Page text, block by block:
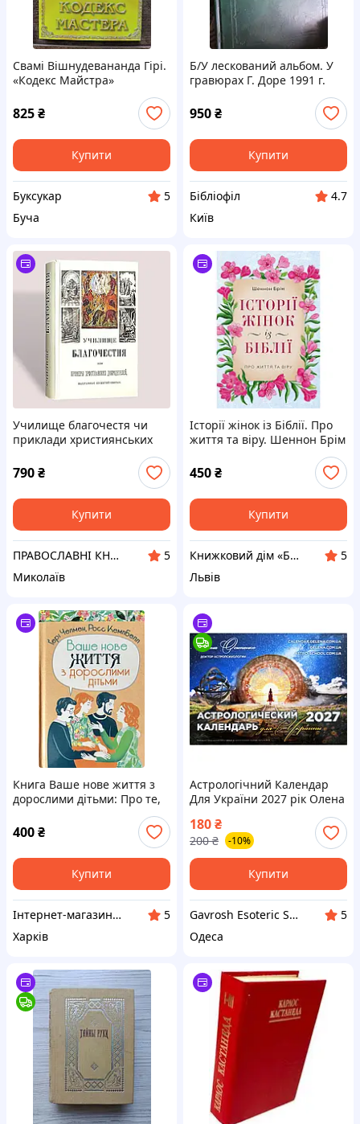
Свамі Вішнудевананда Гірі.
«Кодекс Майстра»
825₴
Купити
Буксукар
5
Буча
Б/У лескований альбом. У
гравюрах Г. Доре 1991 г.
950₴
Купити
Бібліофіл
4.7
Київ
Училище благочестя чи
приклади християнських
святих
790₴
Купити
ПРАВОСЛАВНІ КНИГИ — ПОШТОЮ
5
Миколаїв
Історії жінок із Біблії. Про
життя та віру. Шеннон Брім
450₴
Купити
Книжковий дім «Барви+» — Інтернет магазин християнської книги та сувенірів
5
Львів
Книга Ваше нове життя з
дорослими дітьми: Про те,
що допомагає, що шкодить
і що зцілює. Ґері Чепмен,
Росс Кемпбелл
400₴
Купити
Інтернет-магазин Християнської книги
5
Харків
Астрологічний Календар
Для України 2027 рік Олена
Осіпенко російською мовою
180₴
200 ₴ -10%
Купити
Gavrosh Esoteric Store. Books & Tarot
5
Одеса